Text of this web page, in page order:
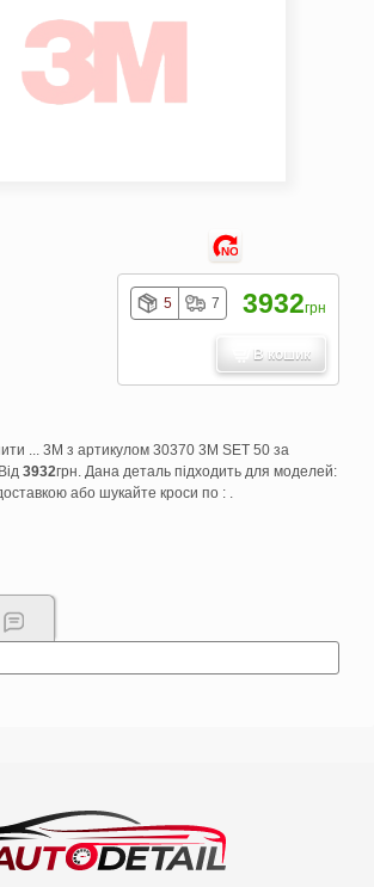
... 3M з артикулом 30370 3M SET 50 за
3932грн. Дана деталь підходить для моделей:
або шукайте кроси по : .
NO
5 7 3932грн
В кошик